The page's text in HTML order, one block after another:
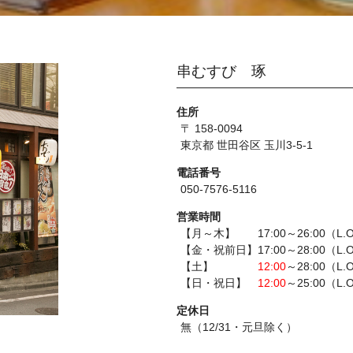
串むすび 琢
住所
〒 158-0094
東京都 世田谷区 玉川3-5-1
電話番号
050-7576-5116
営業時間
【月～木】 17:00～26:00（
【金・祝前日】17:00～28:00（
【土】 12:00～28:00（
【日・祝日】 12:00～25:00（
定休日
無（12/31・元旦除く）